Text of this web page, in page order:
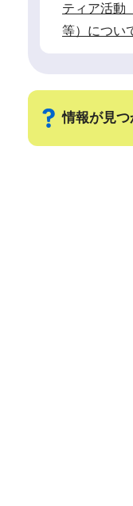
ティア活動
等）につい
情報が見